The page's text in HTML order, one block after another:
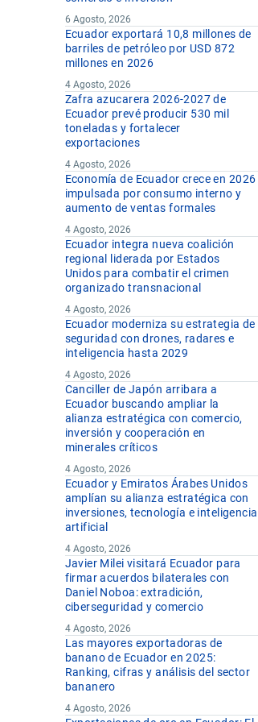
6 Agosto, 2026
Ecuador exportará 10,8 millones de
barriles de petróleo por USD 872
millones en 2026
4 Agosto, 2026
Zafra azucarera 2026-2027 de
Ecuador prevé producir 530 mil
toneladas y fortalecer
exportaciones
4 Agosto, 2026
Economía de Ecuador crece en 2026
impulsada por consumo interno y
aumento de ventas formales
4 Agosto, 2026
Ecuador integra nueva coalición
regional liderada por Estados
Unidos para combatir el crimen
organizado transnacional
4 Agosto, 2026
Ecuador moderniza su estrategia de
seguridad con drones, radares e
inteligencia hasta 2029
4 Agosto, 2026
Canciller de Japón arribara a
Ecuador buscando ampliar la
alianza estratégica con comercio,
inversión y cooperación en
minerales críticos
4 Agosto, 2026
Ecuador y Emiratos Árabes Unidos
amplían su alianza estratégica con
inversiones, tecnología e inteligencia
artificial
4 Agosto, 2026
Javier Milei visitará Ecuador para
firmar acuerdos bilaterales con
Daniel Noboa: extradición,
ciberseguridad y comercio
4 Agosto, 2026
Las mayores exportadoras de
banano de Ecuador en 2025:
Ranking, cifras y análisis del sector
bananero
4 Agosto, 2026